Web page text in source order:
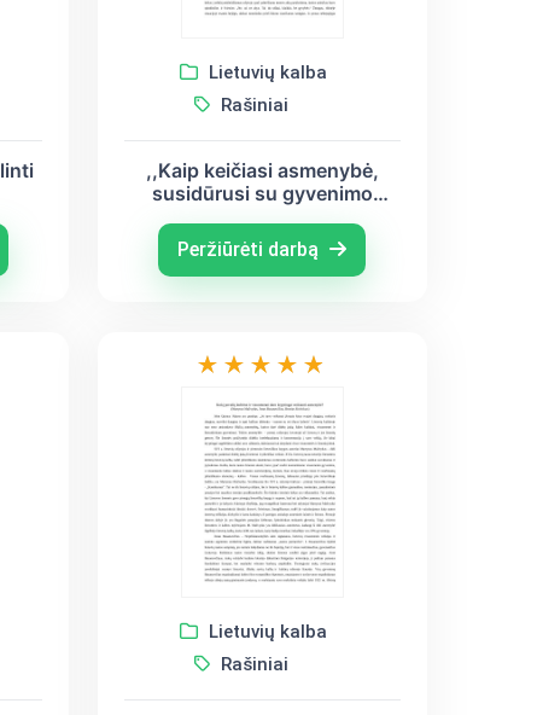
Lietuvių kalba
Rašiniai
,,Kaip keičiasi asmenybė,
susidūrusi su gyvenimo
Marius Katiliškis, Francas
Kafka)
Peržiūrėti darbą
Lietuvių kalba
Rašiniai